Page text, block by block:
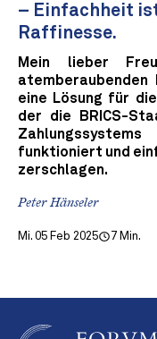
– Einfachheit
Raffinesse.
Mein lieber
eine Lösung für
der die BRICS-
funktioniert und
zerschlagen.
Peter Hänseler
Mi. 05 Feb 2025 7 Min.